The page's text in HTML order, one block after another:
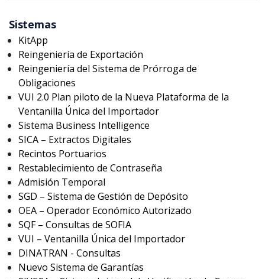
Limpiar filtro
Sistemas
KitApp
Reingeniería de Exportación
Reingeniería del Sistema de Prórroga de
Obligaciones
VUI 2.0 Plan piloto de la Nueva Plataforma de la
Ventanilla Única del Importador
Sistema Business Intelligence
SICA – Extractos Digitales
Recintos Portuarios
Restablecimiento de Contraseña
Admisión Temporal
SGD – Sistema de Gestión de Depósito
OEA – Operador Económico Autorizado
SQF – Consultas de SOFIA
VUI – Ventanilla Única del Importador
DINATRAN - Consultas
Nuevo Sistema de Garantías